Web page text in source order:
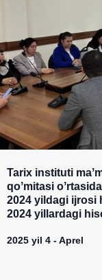
Tarix instituti
qoʼmitasi
2024 yildagi ijrosi
2024 yillardagi
2025 yil 4 - Aprel